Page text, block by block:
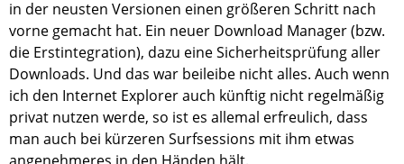
in der neusten Versionen einen größeren Schritt nach
vorne gemacht hat. Ein neuer Download Manager (bzw.
die Erstintegration), dazu eine Sicherheitsprüfung aller
Downloads. Und das war beileibe nicht alles. Auch wenn
ich den Internet Explorer auch künftig nicht regelmäßig
privat nutzen werde, so ist es allemal erfreulich, dass
man auch bei kürzeren Surfsessions mit ihm etwas